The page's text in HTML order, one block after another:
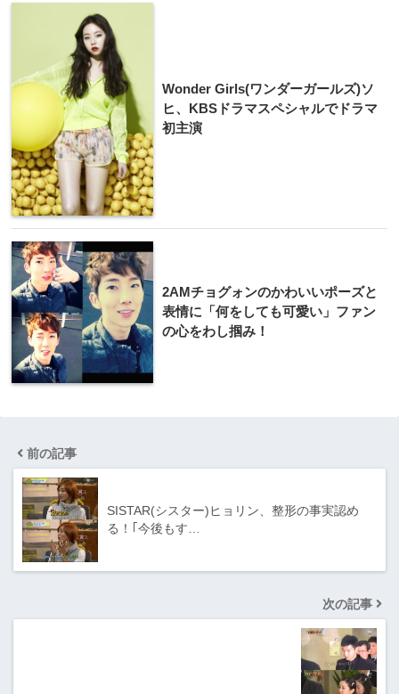
Wonder Girls(ワンダーガールズ)ソ
ヒ、KBSドラマスペシャルでドラマ
初主演
2AMチョグォンのかわいいポーズと
表情に「何をしても可愛い」ファン
の心をわし掴み！
前の記事
SISTAR(シスター)ヒョリン、整形の事実認め
る！｢今後もす…
次の記事